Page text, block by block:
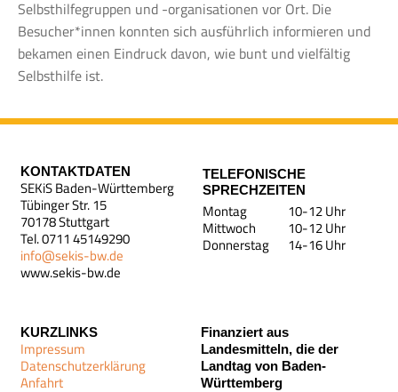
Selbsthilfegruppen und -organisationen vor Ort. Die
Besucher*innen konnten sich ausführlich informieren und
bekamen einen Eindruck davon, wie bunt und vielfältig
Selbsthilfe ist.
KONTAKTDATEN
SEKiS Baden-Württemberg
Tübinger Str. 15
70178 Stuttgart
Tel. 0711 45149290
info@sekis-bw.de
www.sekis-bw.de
TELEFONISCHE
SPRECHZEITEN
Montag
Mittwoch
Donnerstag
10-12 Uhr
10-12 Uhr
14-16 Uhr
KURZLINKS
Impressum
Datenschutzerklärung
Anfahrt
Finanziert aus
Landesmitteln, die der
Landtag von Baden-
Württemberg